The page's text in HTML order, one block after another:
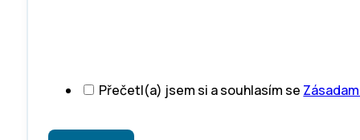
Přečetl(a) jsem si a souhlasím se